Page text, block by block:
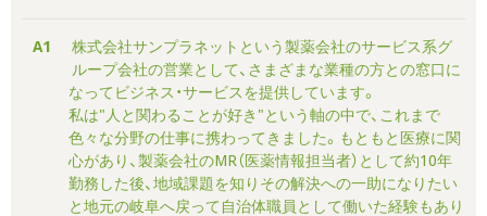
A1
株式会社サンプラネットという製薬会社のサービス系グ
ループ会社の営業として、さまざまな業種の方との窓口に
なってビジネス・サービスを提供しています。
私は"人と関わることが好き"という軸の中で、これまで
色々な分野の仕事に携わってきました。もともと医療に関
心があり、製薬会社のMR（医薬情報担当者）として約10年
勤務した後、地域課題を知りその解決への一助になりたい
と地元の岐阜へ戻って自治体職員として働いた経験もあり